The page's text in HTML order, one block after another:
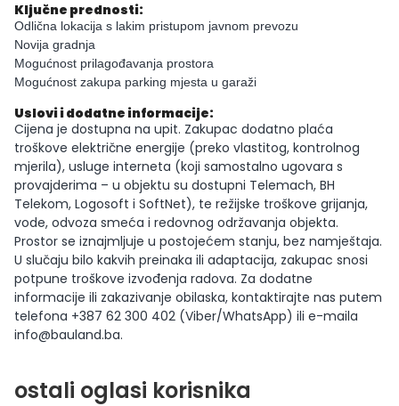
Ključne prednosti:
Odlična lokacija s lakim pristupom javnom prevozu
Novija gradnja
Mogućnost prilagođavanja prostora
Mogućnost zakupa parking mjesta u garaži
Uslovi i dodatne informacije:
Cijena je dostupna na upit. Zakupac dodatno plaća
troškove električne energije (preko vlastitog, kontrolnog
mjerila), usluge interneta (koji samostalno ugovara s
provajderima – u objektu su dostupni Telemach, BH
Telekom, Logosoft i SoftNet), te režijske troškove grijanja,
vode, odvoza smeća i redovnog održavanja objekta.
Prostor se iznajmljuje u postojećem stanju, bez namještaja.
U slučaju bilo kakvih preinaka ili adaptacija, zakupac snosi
potpune troškove izvođenja radova. Za dodatne
informacije ili zakazivanje obilaska, kontaktirajte nas putem
telefona +387 62 300 402 (Viber/WhatsApp) ili e-maila
info@bauland.ba.
ostali oglasi korisnika